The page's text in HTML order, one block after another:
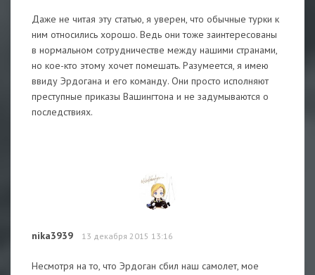
Даже не читая эту статью, я уверен, что обычные турки к
ним относились хорошо. Ведь они тоже заинтересованы
в нормальном сотрудничестве между нашими странами,
но кое-кто этому хочет помешать. Разумеется, я имею
ввиду Эрдогана и его команду. Они просто исполняют
преступные приказы Вашингтона и не задумываются о
последствиях.
nika3939 13 декабря 2015 13:16
Несмотря на то, что Эрдоган сбил наш самолет, мое